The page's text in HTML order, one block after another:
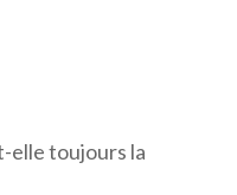
elle toujours la